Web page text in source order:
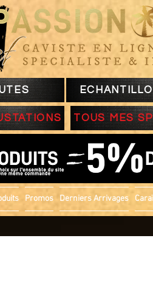
TOUS MES
Promos Derniers Arrivages